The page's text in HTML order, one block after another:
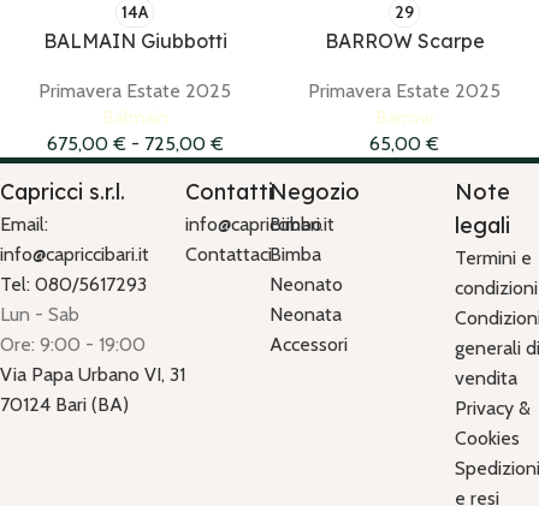
14A
BALMAIN Giubbotti
Primavera Estate 2025
Balmain
675,00 € - 725,00 €
29
BARROW Scarpe
Primavera Estate 2025
Barrow
65,00 €
Capricci s.r.l.
Email:
info@capriccibari.it
Tel: 080/5617293
Lun - Sab
Ore: 9:00 - 19:00
Via Papa Urbano VI, 31
70124 Bari (BA)
Contatti
info@capriccibari.it
Contattaci
Negozio
Bimbo
Bimba
Neonato
Neonata
Accessori
Note
legali
Termini e
condizioni
generali
vendita
Privacy &
Cookies
e resi